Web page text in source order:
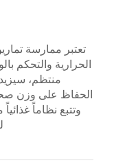
تعتبر ممارسة
الحرارية والتحكم
منتظم،
الحفاظ على وزن
وتتبع نظاماً